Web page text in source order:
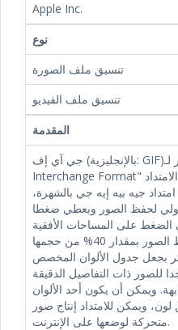
Apple Inc.
نوع
تنسيق ملف الصورة
تنسيق ملف الفيديو
المقدمة
جي آي إف (بالإنجليزية: GIF)‏ وهو اختصار لـ "Graphics
Interchange Format" أو نسق الرسومات المتبادلة هو الامتداد
جيه بيه إيه جي بالشهرة،
لحفظ الصور ويعطي ضغطا
الضغط على المساحات الأفقية
التي تتميز بلون واحد، ويضغط الصور بمقدار 40% من حجمها
بجعل جدول الألوان المخصص
للصور ذات التفاصيل الدقيقة
ويمكن أن يكون أحد الألوان
ويمكن للامتداد إنتاج صور
متحركة لوضعها على الإنترنت.